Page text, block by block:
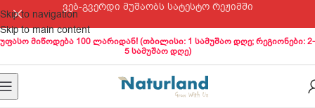
Skip to navigation
Skip to main content
ვებ-გვერდი მუშაობს სატესტო რეჟიმში
უფასო მიწოდება 100 ლარიდან! (თბილისი: 1 სამუშაო დღე; რეგიონები: 2-
5 სამუშაო დღე)